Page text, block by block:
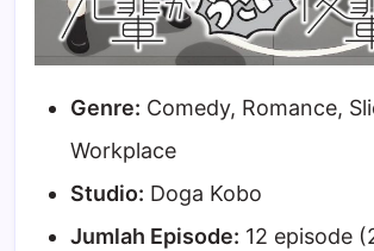
Genre: Comedy, Romance,
Workplace
Studio: Doga Kobo
Jumlah Episode: 12 episode